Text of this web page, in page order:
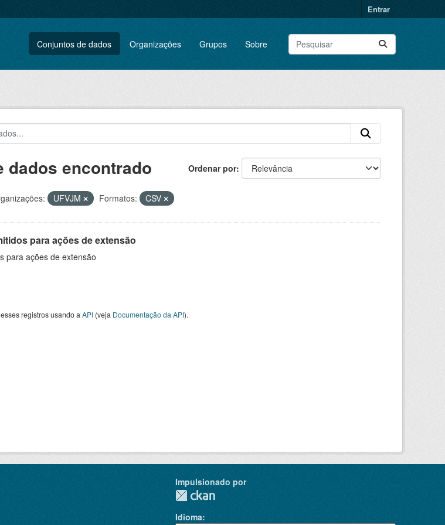
Entrar
Conjuntos de dados Organizações Grupos Sobre
Ordenar por
dados encontrado
UFVJM Formatos: CSV
para ações de extensão
para ações de extensão
registros usando a API(veja Documentação da API).
Impulsionado por
Idioma